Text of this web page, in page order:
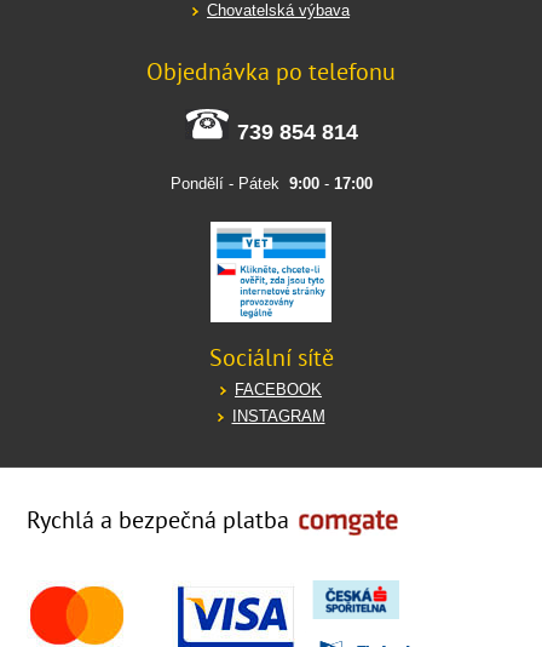
Chovatelská výbava
Objednávka po telefonu
739 854 814
Pondělí - Pátek 9:00- 17:00
Sociální sítě
FACEBOOK
INSTAGRAM
Rychlá a bezpečná platba